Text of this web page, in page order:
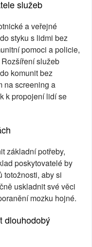
služeb
a veřejné
styku s lidmi bez
pomoci a policie,
služeb
komunit bez
na screening a
k propojení lidí se
základní potřeby,
poskytovatelé by
totožnosti, aby si
uskladnit své věci
mozku hojné.
dlouhodobý